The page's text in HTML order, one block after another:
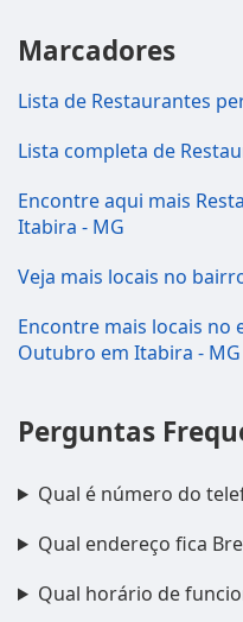
Marcadores
Lista de Restaurantes
Lista completa de
Encontre aqui mais
Itabira - MG
Veja mais locais no
Encontre mais locais no
Outubro em Itabira - MG
Perguntas
Qual é número do
Qual endereço fica
Qual horário de